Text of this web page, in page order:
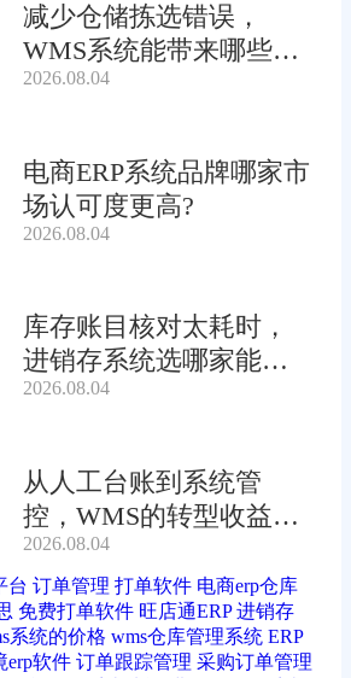
减少仓储拣选错误，
WMS系统能带来哪些连
锁收益?
2026.08.04
电商ERP系统品牌哪家市
场认可度更高?
2026.08.04
库存账目核对太耗时，
进销存系统选哪家能自
动?
2026.08.04
从人工台账到系统管
控，WMS的转型收益有
多大?
2026.08.04
台 订单管理 打单软件 电商erp仓库
免费打单软件 旺店通ERP 进销存
系统的价格 wms仓库管理系统 ERP
erp软件 订单跟踪管理 采购订单管理